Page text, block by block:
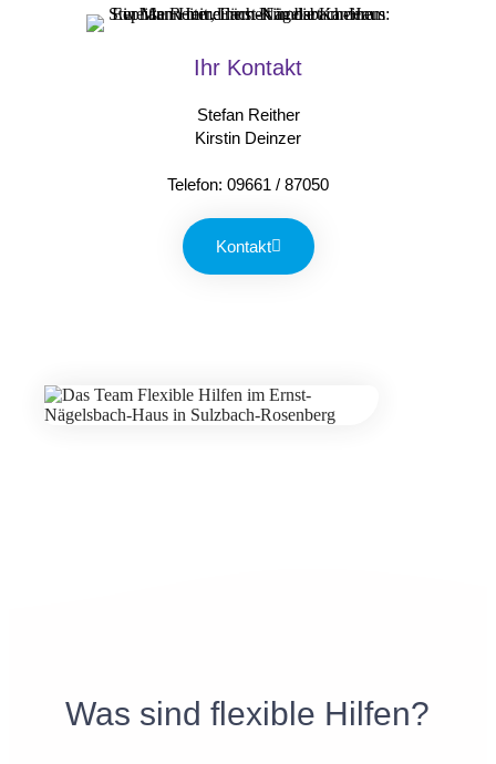
Ihr Kontakt
Stefan Reither
Kirstin Deinzer
Telefon: 09661 / 87050
Kontakt
Was sind flexible Hilfen?